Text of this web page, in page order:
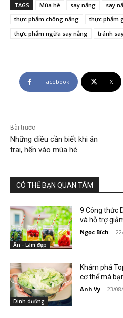
TAGS Mùa hè say nắng
say
thực phẩm chống nắng
thực phẩm
thực phẩm ngừa say nắng
tránh
Facebook X
Bài trước
Những điều cần biết khi ăn
trai, hến vào mùa hè
CÓ THỂ BẠN QUAN TÂM
Ăn - Làm đẹp
9 Công thức
và hỗ trợ
Ngọc Bích -
Dinh dưỡng
Khám phá
cơ thể mà
Anh Vy - 23/